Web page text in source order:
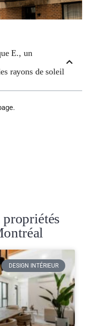
E., un
rayons de soleil
propriétés
DESIGN INTÉRIEUR